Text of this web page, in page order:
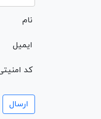
نام
ایمیل
* کد